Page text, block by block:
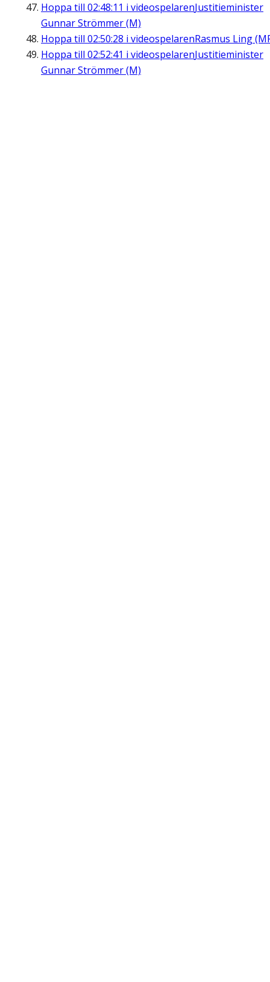
Hoppa till 02:48:11 i videospelarenJustitieminister
Gunnar Strömmer (M)
Hoppa till 02:50:28 i videospelarenRasmus Ling
Hoppa till 02:52:41 i videospelarenJustitieminister
Gunnar Strömmer (M)